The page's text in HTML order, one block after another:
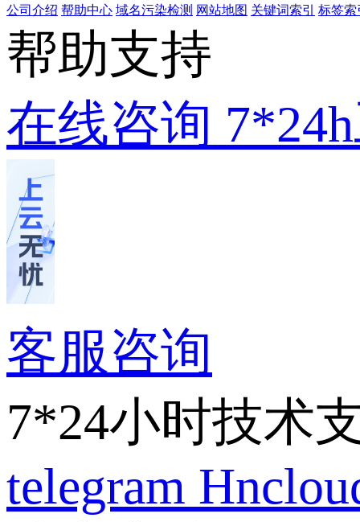
公司介绍 帮助中心 域名污染检测 网站地图 关键词索引 标签索
帮助支持
在线咨询
客服咨询
7*24小时技术
telegram